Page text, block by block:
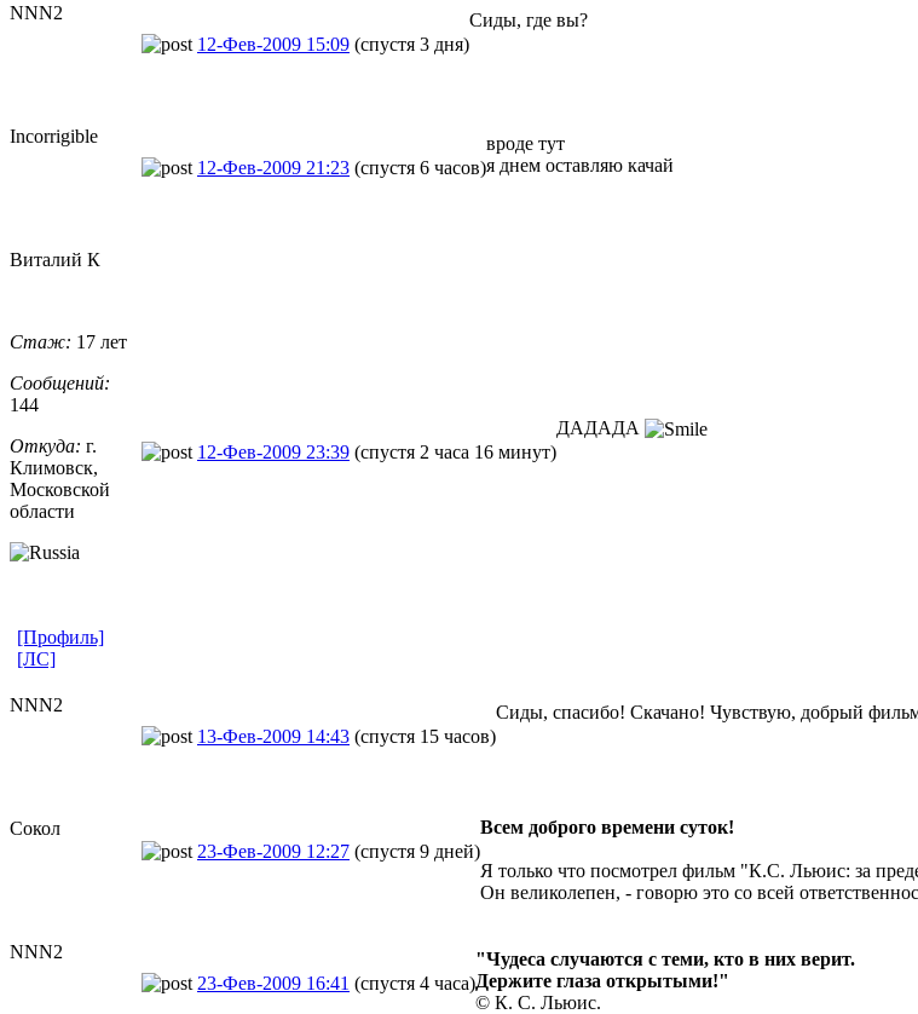
NNN2
12-Фев-2009 15:09 (спустя 3 дня)
Сиды, где вы?
Incorrigible
12-Фев-2009 21:23 (спустя 6 часов)
вроде тут
я днем оставляю качай
Виталий К
Стаж: 17 лет
Сообщений:
144
Откуда: г.
Климовск,
Московской
области
12-Фев-2009 23:39 (спустя 2 часа 16 минут)
ДАДАДА
[Профиль]
[ЛС]
NNN2
13-Фев-2009 14:43 (спустя 15 часов)
Сиды, спасибо! Скачано! Чувствую, добрый
Сокол
23-Фев-2009 12:27 (спустя 9 дней)
Всем доброго времени суток!
Я только что посмотрел фильм "К.С. Льюис: за
Он великолепен, - говорю это со всей
NNN2
23-Фев-2009 16:41 (спустя 4 часа)
"Чудеса случаются с теми, кто в них верит.
Держите глаза открытыми!"
© К. С. Льюис.